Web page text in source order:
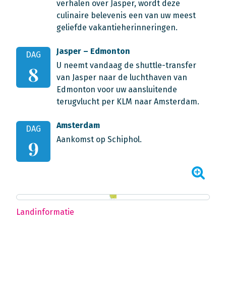
verhalen over Jasper, wordt deze
culinaire belevenis een van uw meest
geliefde vakantieherinneringen.
DAG
8
Jasper – Edmonton
U neemt vandaag de shuttle-transfer
van Jasper naar de luchthaven van
Edmonton voor uw aansluitende
terugvlucht per KLM naar Amsterdam.
DAG
9
Amsterdam
Aankomst op Schiphol.
Landinformatie